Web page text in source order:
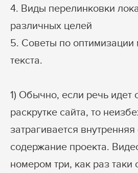
4. Виды перелинковки
различных целей
5. Советы по оптимизации
текста.
1) Обычно, если речь идет
раскрутке сайта, то
затрагивается внутренняя
содержание проекта.
номером три, как раз таки